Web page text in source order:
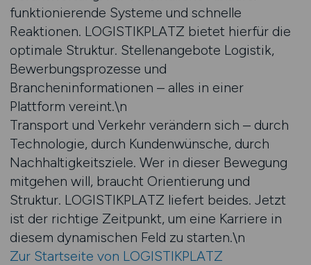
funktionierende Systeme und schnelle
Reaktionen. LOGISTIKPLATZ bietet hierfür die
optimale Struktur. Stellenangebote Logistik,
Bewerbungsprozesse und
Brancheninformationen – alles in einer
Plattform vereint.\n
Transport und Verkehr verändern sich – durch
Technologie, durch Kundenwünsche, durch
Nachhaltigkeitsziele. Wer in dieser Bewegung
mitgehen will, braucht Orientierung und
Struktur. LOGISTIKPLATZ liefert beides. Jetzt
ist der richtige Zeitpunkt, um eine Karriere in
diesem dynamischen Feld zu starten.\n
Zur Startseite von LOGISTIKPLATZ